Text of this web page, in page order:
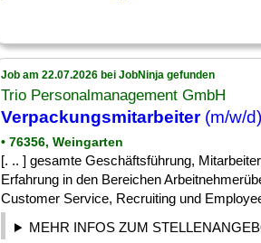
Job am 22.07.2026 bei JobNinja gefunden
Trio Personalmanagement GmbH
Verpackungsmitarbeiter(m/w/
• 76356, Weingarten
[. .. ] gesamte Geschäftsführung,
Erfahrung in den Bereichen
Customer Service, Recruiting und
MEHR INFOS ZUM